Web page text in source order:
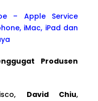
– Apple Service
iMac, iPad dan
Produsen
David Chiu,